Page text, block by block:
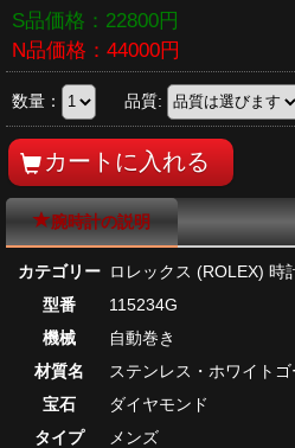
S品価格： 22800円
N品価格： 44000円
数量： 品質:
腕時計の説明
カテゴリー ロレックス (ROLEX) 時
型番
115234G
機械
自動巻き
材質名
ステンレス・ホワイトゴ
宝石
ダイヤモンド
タイプ
メンズ